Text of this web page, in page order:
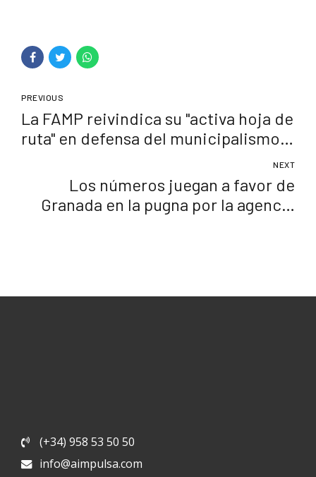
PREVIOUS
La FAMP reivindica su "activa hoja de
ruta" en defensa del municipalismo
NEXT
Los números juegan a favor de
Granada en la pugna por la agencia
(+34) 958 53 50 50
info@aimpulsa.com